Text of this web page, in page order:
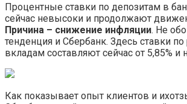
Процентные ставки по депозитам в
сейчас невысоки и продолжают
Причина – снижение инфляции. Не
тенденция и Сбербанк. Здесь ставки
вкладам составляют сейчас от 5,85% и
Как показывает опыт клиентов и